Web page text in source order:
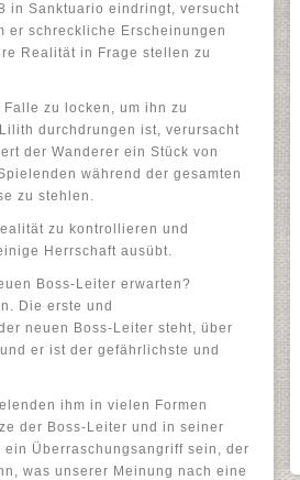
in Sanktuario eindringt, versucht
er schreckliche Erscheinungen
Realität in Frage stellen zu
zu locken, um ihn zu
durchdrungen ist, verursacht
der Wanderer ein Stück von
während der gesamten
zu stehlen.
zu kontrollieren und
Herrschaft ausübt.
Boss-Leiter erwarten?
Die erste und
neuen Boss-Leiter steht, über
er ist der gefährlichste und
ihm in vielen Formen
der Boss-Leiter und in seiner
Überraschungsangriff sein, der
was unserer Meinung nach eine